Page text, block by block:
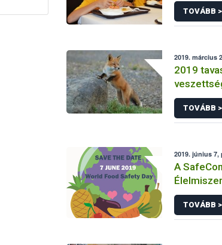
TOVÁBB >
2019. március
2019
TOVÁBB >
2019. június 7,
A
TOVÁBB >